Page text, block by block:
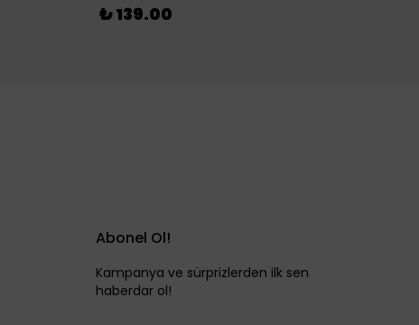
₺ 139.00
Abonel Ol!
Kampanya ve sürprizlerden ilk sen
haberdar ol!